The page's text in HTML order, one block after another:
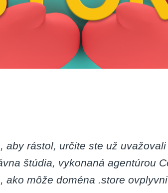
aby rástol, určite ste už
štúdia, vykonaná agentúrou
ako môže doména .store